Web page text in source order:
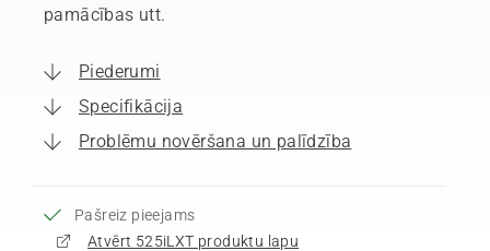
pamācības utt.
Piederumi
Specifikācija
Problēmu novēršana un palīdzība
Pašreiz pieejams
Atvērt 525iLXT produktu lapu